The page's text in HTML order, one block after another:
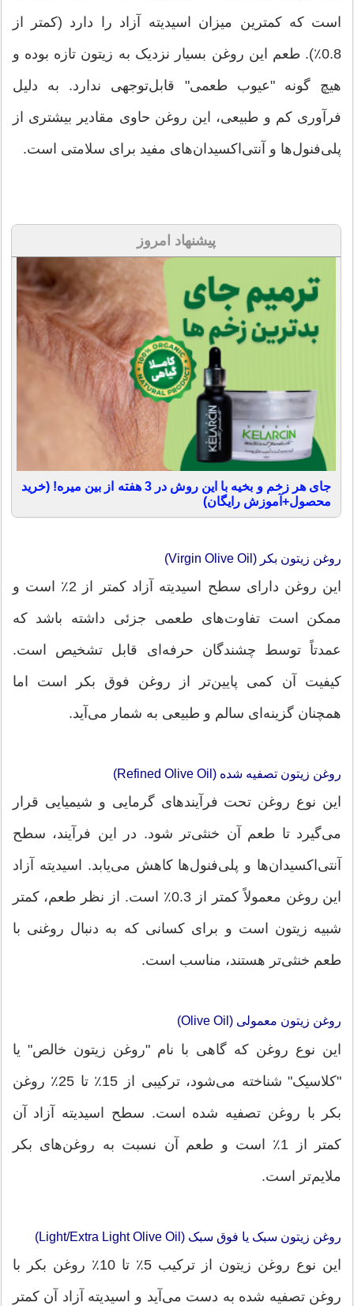
است که کمترین میزان اسیدیته آزاد را دارد (کمتر از
0.8٪). طعم این روغن بسیار نزدیک به زیتون تازه بوده و
هیچ گونه "عیوب طعمی" قابل‌توجهی ندارد. به دلیل
فرآوری کم و طبیعی، این روغن حاوی مقادیر بیشتری از
پلی‌فنول‌ها و آنتی‌اکسیدان‌های مفید برای سلامتی است.
پیشنهاد امروز
جای هر زخم و بخیه با این روش در 3 هفته از بین میره! (خرید
محصول+آموزش رایگان)
روغن زیتون بکر (Virgin Olive Oil)
این روغن دارای سطح اسیدیته آزاد کمتر از 2٪ است و
ممکن است تفاوت‌های طعمی جزئی داشته باشد که
عمدتاً توسط چشندگان حرفه‌ای قابل تشخیص است.
کیفیت آن کمی پایین‌تر از روغن فوق بکر است اما
همچنان گزینه‌ای سالم و طبیعی به شمار می‌آید.
روغن زیتون تصفیه شده (Refined Olive Oil)
این نوع روغن تحت فرآیندهای گرمایی و شیمیایی قرار
می‌گیرد تا طعم آن خنثی‌تر شود. در این فرآیند، سطح
آنتی‌اکسیدان‌ها و پلی‌فنول‌ها کاهش می‌یابد. اسیدیته آزاد
این روغن معمولاً کمتر از 0.3٪ است. از نظر طعم، کمتر
شبیه زیتون است و برای کسانی که به دنبال روغنی با
طعم خنثی‌تر هستند، مناسب است.
روغن زیتون معمولی (Olive Oil)
این نوع روغن که گاهی با نام "روغن زیتون خالص" یا
"کلاسیک" شناخته می‌شود، ترکیبی از 15٪ تا 25٪ روغن
بکر با روغن تصفیه شده است. سطح اسیدیته آزاد آن
کمتر از 1٪ است و طعم آن نسبت به روغن‌های بکر
ملایم‌تر است.
روغن زیتون سبک یا فوق سبک (Light/Extra Light Olive Oil)
این نوع روغن زیتون از ترکیب 5٪ تا 10٪ روغن بکر با
روغن تصفیه شده به دست می‌آید و اسیدیته آزاد آن کمتر